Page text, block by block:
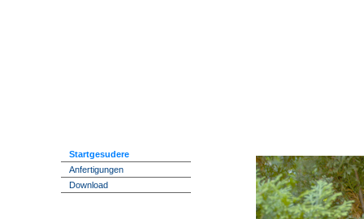
Startgesudere
Anfertigungen
Download